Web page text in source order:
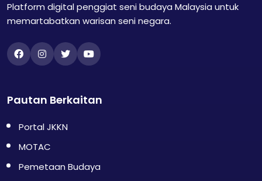
Platform digital penggiat seni budaya Malaysia untuk
memartabatkan warisan seni negara.
Pautan Berkaitan
Portal JKKN
MOTAC
Pemetaan Budaya